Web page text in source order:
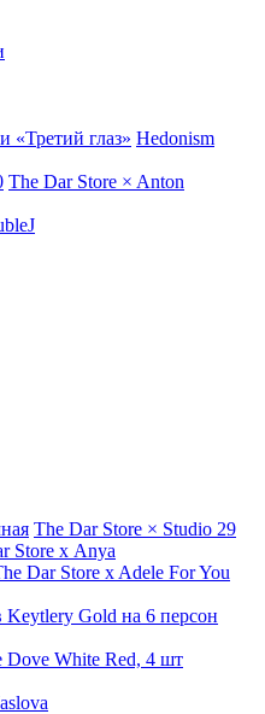
«Третий глаз» Hedonism
The Dar Store × Anton
The Dar Store × Studio 29
Store x Anya
Dar Store x Adele For You
Gold на 6 персон
Dove White Red, 4 шт